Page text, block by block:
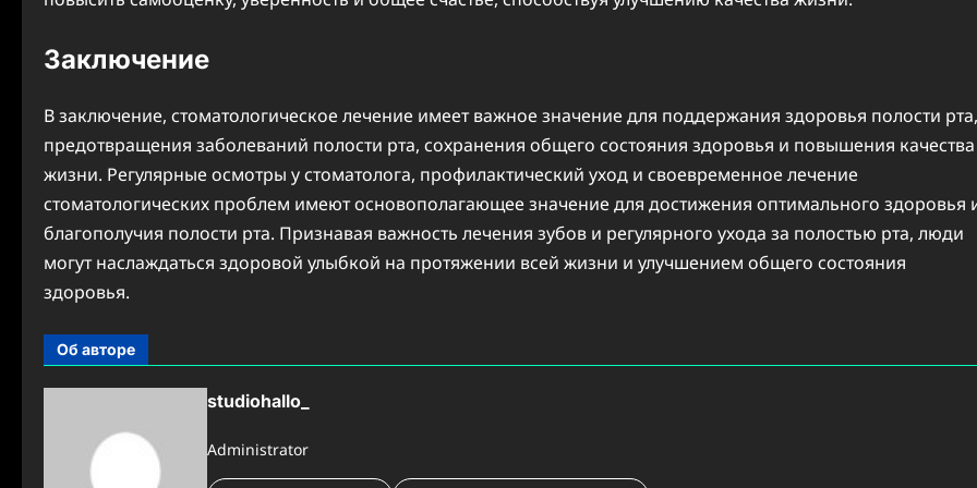
Заключение
В заключение, стоматологическое лечение имеет важное значение для поддержания здоровья полости рта,
предотвращения заболеваний полости рта, сохранения общего состояния здоровья и повышения качества
жизни. Регулярные осмотры у стоматолога, профилактический уход и своевременное лечение
стоматологических проблем имеют основополагающее значение для достижения оптимального здоровья
благополучия полости рта. Признавая важность лечения зубов и регулярного ухода за полостью рта, люди
могут наслаждаться здоровой улыбкой на протяжении всей жизни и улучшением общего состояния
здоровья.
Об авторе
studiohallo_
Administrator